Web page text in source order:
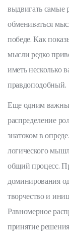
выдвигать самые
обмениваться
победе. Как
мысли редко
иметь несколько
правдоподобный.
Еще одним
распределение
знатоком в
логического
общий процесс.
доминирования
творчество и
Равномерное
принятие